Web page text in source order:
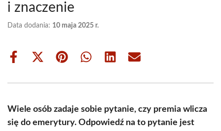
i znaczenie
Data dodania: 10 maja 2025 r.
Share
Share
(Twitter)
Share Share Share Share
Wiele osób zadaje sobie pytanie, czy premia wlicza
się do emerytury. Odpowiedź na to pytanie jest